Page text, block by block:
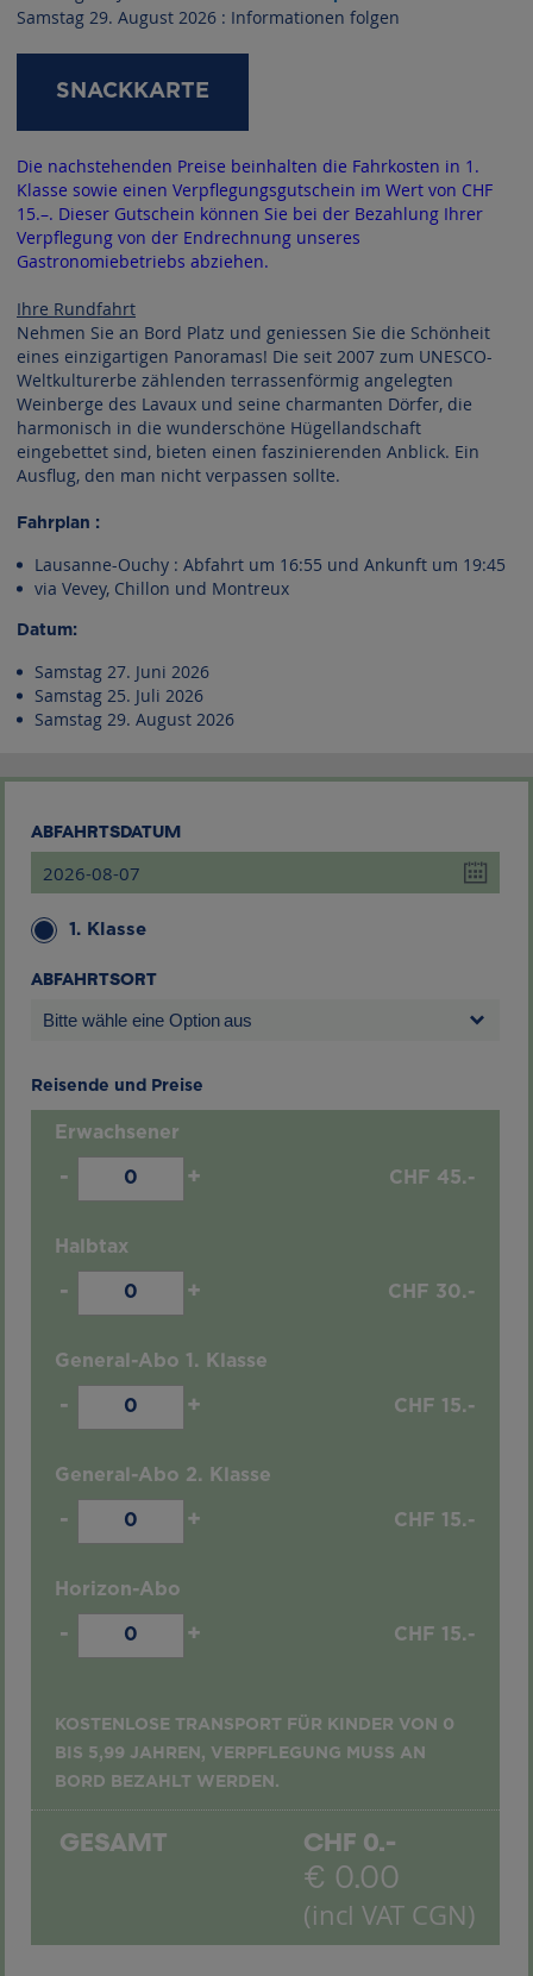
Samstag 29. August 2026 : Informationen folgen
SNACKKARTE
Die nachstehenden Preise beinhalten die Fahrkosten in 1.
Klasse sowie einen Verpflegungsgutschein im Wert von CHF
15.–. Dieser Gutschein können Sie bei der Bezahlung Ihrer
Verpflegung von der Endrechnung unseres
Gastronomiebetriebs abziehen.
Ihre Rundfahrt
Nehmen Sie an Bord Platz und geniessen Sie die Schönheit
eines einzigartigen Panoramas! Die seit 2007 zum UNESCO-
Weltkulturerbe zählenden terrassenförmig angelegten
Weinberge des Lavaux und seine charmanten Dörfer, die
harmonisch in die wunderschöne Hügellandschaft
eingebettet sind, bieten einen faszinierenden Anblick. Ein
Ausflug, den man nicht verpassen sollte.
Fahrplan :
Lausanne-Ouchy : Abfahrt um 16:55 und Ankunft um 19:45
via Vevey, Chillon und Montreux
Datum:
Samstag 27. Juni 2026
Samstag 25. Juli 2026
Samstag 29. August 2026
ABFAHRTSDATUM
1. Klasse
ABFAHRTSORT
Bitte wähle eine Option aus
Reisende und Preise
Erwachsener
- + CHF 45.-
Halbtax
- + CHF 30.-
General-Abo 1. Klasse
- + CHF 15.-
General-Abo 2. Klasse
- + CHF 15.-
Horizon-Abo
- + CHF 15.-
KOSTENLOSE TRANSPORT FÜR KINDER VON 0
BIS 5,99 JAHREN, VERPFLEGUNG MUSS AN
BORD BEZAHLT WERDEN.
GESAMT CHF 0.-
€ 0.00
(incl VAT CGN)